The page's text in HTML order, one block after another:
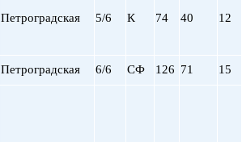
Фрунзенская
Петроградская 5/6 К 74 40 12
Петроградская 6/6 СФ 126 71 15